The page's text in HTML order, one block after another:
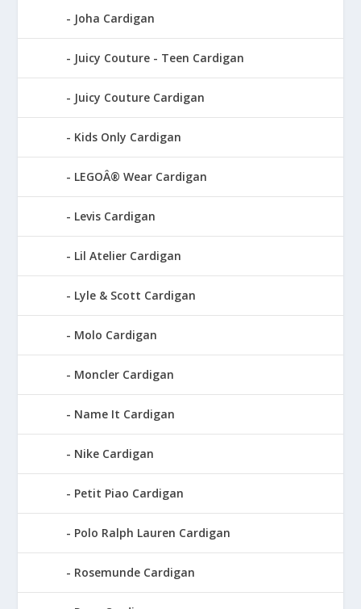
Joha Cardigan
Juicy Couture - Teen Cardigan
Juicy Couture Cardigan
Kids Only Cardigan
LEGOÂ® Wear Cardigan
Levis Cardigan
Lil Atelier Cardigan
Lyle & Scott Cardigan
Molo Cardigan
Moncler Cardigan
Name It Cardigan
Nike Cardigan
Petit Piao Cardigan
Polo Ralph Lauren Cardigan
Rosemunde Cardigan